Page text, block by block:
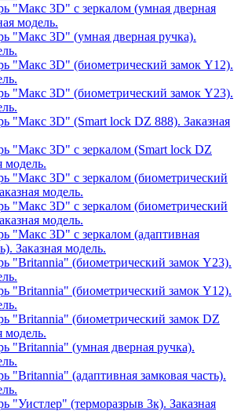
"Макс 3D" с зеркалом (умная дверная
модель.
"Макс 3D" (умная дверная ручка).
"Макс 3D" (биометрический замок Y12).
"Макс 3D" (биометрический замок Y23).
"Макс 3D" (Smart lock DZ 888). Заказная
"Макс 3D" с зеркалом (Smart lock DZ
модель.
"Макс 3D" с зеркалом (биометрический
модель.
"Макс 3D" с зеркалом (биометрический
модель.
"Макс 3D" с зеркалом (адаптивная
Заказная модель.
"Britannia" (биометрический замок Y23).
"Britannia" (биометрический замок Y12).
"Britannia" (биометрический замок DZ
модель.
"Britannia" (умная дверная ручка).
"Britannia" (адаптивная замковая часть).
"Уистлер" (терморазрыв 3к). Заказная